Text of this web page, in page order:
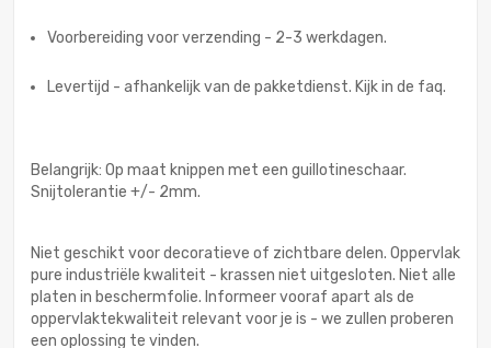
Voorbereiding voor verzending - 2-3 werkdagen.
Levertijd - afhankelijk van de pakketdienst. Kijk in de faq.
Belangrijk: Op maat knippen met een guillotineschaar.
Snijtolerantie +/- 2mm.
Niet geschikt voor decoratieve of zichtbare delen. Oppervlak
pure industriële kwaliteit - krassen niet uitgesloten. Niet alle
platen in beschermfolie. Informeer vooraf apart als de
oppervlaktekwaliteit relevant voor je is - we zullen proberen
een oplossing te vinden.